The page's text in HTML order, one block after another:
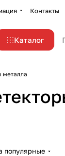
Контакты
Каталог
металла
популярные